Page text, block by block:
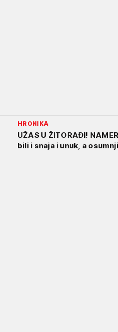
HRONIKA
UŽAS U ŽITORAĐI!
bili i snaja i unuk, a